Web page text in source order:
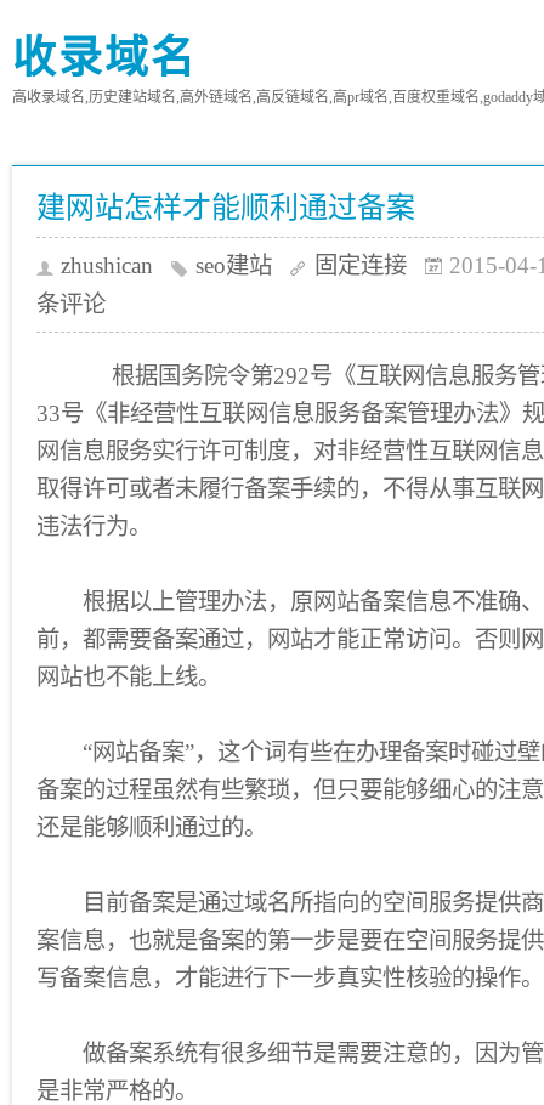
收录域名
高收录域名,历史建站域名,高外链域名,高反链域名,高pr域名,百度权重域名,godaddy
建网站怎样才能顺利通过备案
zhushican seo建站 固定连接
2015-04-
条评论
根据国务院令第292号《互联网信息服务管
33号《非经营性互联网信息服务备案管理办法》
网信息服务实行许可制度，对非经营性互联网信
取得许可或者未履行备案手续的，不得从事互联
违法行为。
根据以上管理办法，原网站备案信息不准确、
前，都需要备案通过，网站才能正常访问。否则
网站也不能上线。
“网站备案”，这个词有些在办理备案时碰过壁
备案的过程虽然有些繁琐，但只要能够细心的注
还是能够顺利通过的。
目前备案是通过域名所指向的空间服务提供商
案信息，也就是备案的第一步是要在空间服务提
写备案信息，才能进行下一步真实性核验的操作。
做备案系统有很多细节是需要注意的，因为管
是非常严格的。